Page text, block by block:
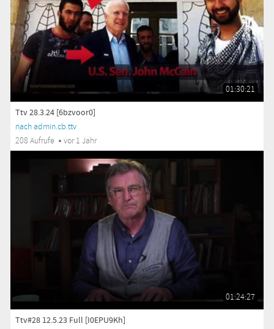
01:30:21
Ttv 28.3.24 [6bzvoor0]
nach admin.cb.ttv
208 Aufrufe
vor 1 Jahr
01:24:27
Ttv#28 12.5.23 Full [I0EPU9Kh]